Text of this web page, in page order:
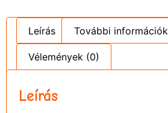
Leírás További információk
Vélemények (0)
Leírás